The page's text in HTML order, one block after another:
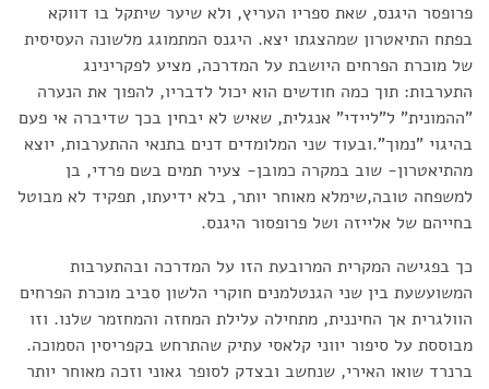
פרופסר היגנס, שאת ספריו העריץ, ולא שיער שיתקל בו דווקא
בפתח התיאטרון שמהצגתו יצא. היגנס המתמוגג מלשונה העסיסית
של מוכרת הפרחים היושבת על המדרכה, מציע לפקרינינג
התערבות: תוך כמה חודשים הוא יכול לדבריו, להפוך את הנערה
"ההמונית" ל"ליידי" אנגלית, שאיש לא יבחין בכך שדיברה אי פעם
בהיגוי "נמוך".ובעוד שני המלומדים דנים בתנאי ההתערבות, יוצא
מהתיאטרון- שוב במקרה כמובן- צעיר תמים בשם פרדי, בן
למשפחה טובה,שימלא מאוחר יותר, בלא ידיעתו, תפקיד לא מבוטל
בחייהם של אלייזה ושל פרופסור היגנס.
כך בפגישה המקרית המרובעת הזו על המדרכה ובהתערבות
המשועשעת בין שני הגנטלמנים חוקרי הלשון סביב מוכרת הפרחים
הוולגרית אך החיננית, מתחילה עלילת המחזה והמחזמר שלנו. וזו
מבוססת על סיפור יווני קלאסי עתיק שהתרחש בקפריסין הסמוכה.
ברנרד שואו האירי, שנחשב ובצדק לסופר גאוני וזכה מאוחר יותר